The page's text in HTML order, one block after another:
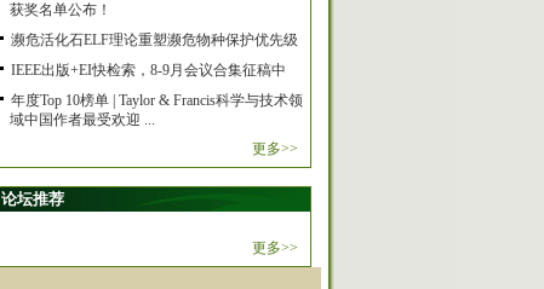
获奖名单公布！
濒危活化石ELF理论重塑濒危物种保护优先级
IEEE出版+EI快检索，8-9月会议合集征稿中
年度Top 10榜单 | Taylor & Francis科学与技术领
域中国作者最受欢迎 ...
更多>>
论坛推荐
更多>>